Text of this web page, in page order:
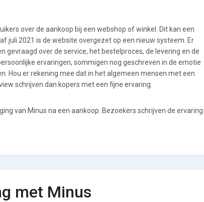
over de aankoop bij een webshop of winkel. Dit kan een
juli 2021 is de website overgezet op een nieuw systeem. Er
gevraagd over de service, het bestelproces, de levering en de
ervaringen, sommigen nog geschreven in de emotie
Hou er rekening mee dat in het algemeen mensen met een
schrijven dan kopers met een fijne ervaring.
van Minus na een aankoop. Bezoekers schrijven de ervaring
met Minus